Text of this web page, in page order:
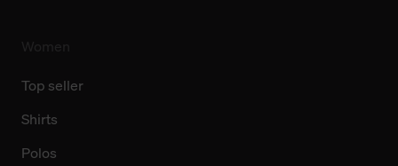
Top seller
Shirts
Polos